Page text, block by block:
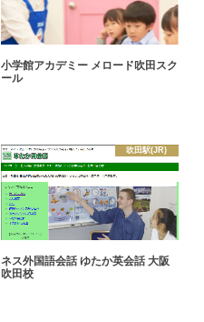
小学館アカデミー メロード吹田スク
ール
吹田駅(JR)
ネス外国語会話 ゆたか英会話 大阪
吹田校